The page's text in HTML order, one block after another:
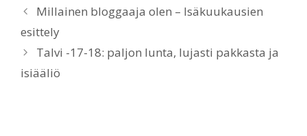
Millainen bloggaaja olen – Isäkuukausien
esittely
Talvi -17-18: paljon lunta, lujasti pakkasta ja
isiääliö